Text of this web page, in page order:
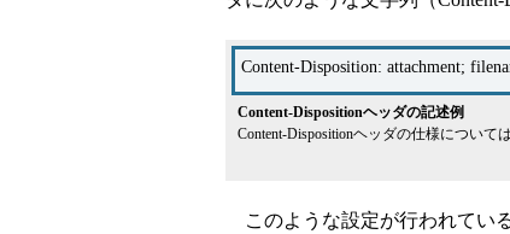
Content-Disposition: attachment;
Content-Dispositionヘッダの記述例
Content-Dispositionヘッダの仕様については
このような設定が行われてい